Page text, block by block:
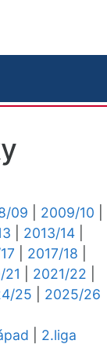
09 2009/10
2013/14
2017/18
2021/22
25
2025/26
2.liga